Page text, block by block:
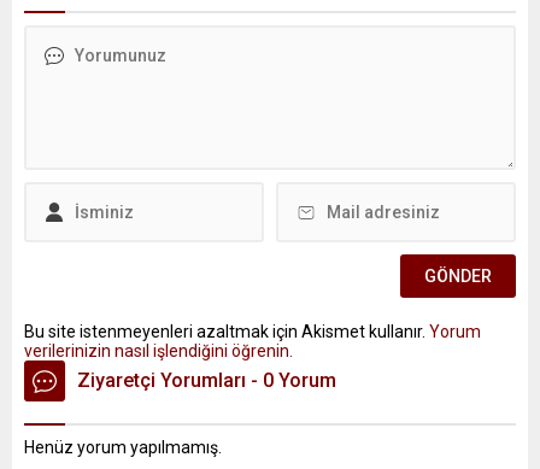
Bu site istenmeyenleri azaltmak için Akismet kullanır. Yorum
verilerinizin nasıl işlendiğini öğrenin.
Ziyaretçi Yorumları - 0 Yorum
Henüz yorum yapılmamış.